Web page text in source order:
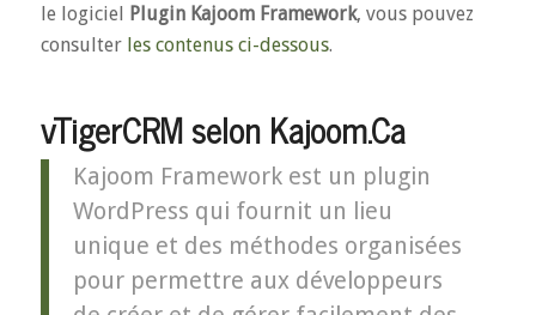
le logiciel Plugin Kajoom Framework, vous pouvez
consulter les contenus ci-dessous.
vTigerCRM selon Kajoom.Ca
Kajoom Framework est un plugin
WordPress qui fournit un lieu
unique et des méthodes organisées
pour permettre aux développeurs